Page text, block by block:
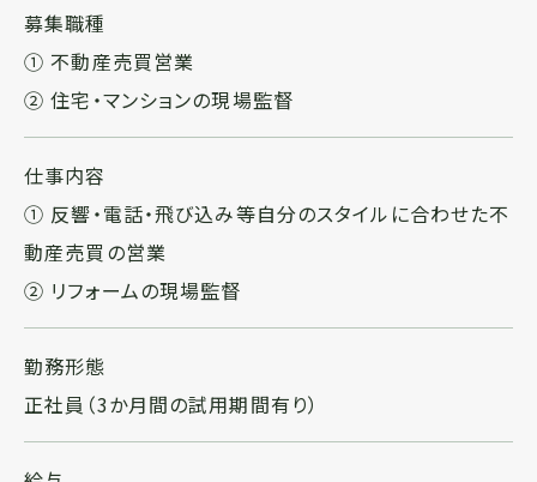
募集職種
① 不動産売買営業
② 住宅・マンションの現場監督
仕事内容
① 反響・電話・飛び込み等自分のスタイルに合わせた不
動産売買の営業
② リフォームの現場監督
勤務形態
正社員（3か月間の試用期間有り）